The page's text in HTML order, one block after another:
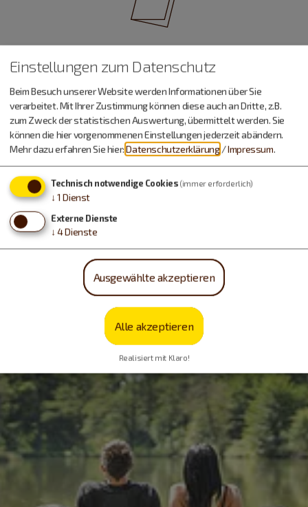
Infomaterial & Downloads
Einstellungen zum Datenschutz
Beim Besuch unserer Website werden Informationen über Sie
verarbeitet. Mit Ihrer Zustimmung können diese auch an Dritte, z.B.
zum Zweck der statistischen Auswertung, übermittelt werden. Sie
können die hier vorgenommenen Einstellungen jederzeit abändern.
Mehr dazu erfahren Sie hier:Datenschutzerklärung /Impressum.
Technisch notwendige Cookies (immer erforderlich)
↓ 1 Dienst
Externe Dienste
↓ 4Dienste
Ausgewählte akzeptieren
Alle akzeptieren
Realisiert mit Klaro!